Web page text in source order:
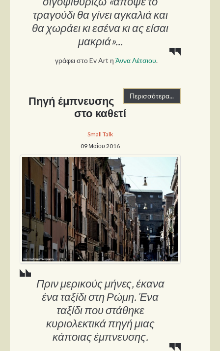
τραγούδι θα γίνει αγκαλιά και
θα χωράει κι εσένα κι ας είσαι
μακριά»...
γράφει στο Ev Art η Άννα Λέτσιου.
Περισσότερα...
Πηγή έμπνευσης
στο καθετί
Small Talk
09 Μαΐου 2016
Πριν μερικούς μήνες, έκανα
ένα ταξίδι στη Ρώμη. Ένα
ταξίδι που στάθηκε
κυριολεκτικά πηγή μιας
κάποιας έμπνευσης.